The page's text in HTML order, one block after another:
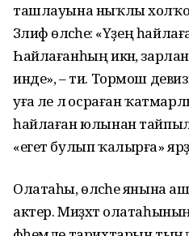
ташлауына ныҡлы холҡо
Зәлифә өләсәһе: «Үҙең
Һайлағанһың икән,
инде», – ти. Тормош
уға әле лә осраған
һайлаған юлынан
«егет булып ҡалырға»
Олатаһы, өләсәһе янына
актер. Миҙхәт